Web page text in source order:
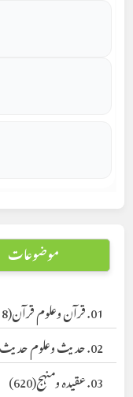
موضوعات
01. قرآن وعلوم قرآن
(1318)
02. حدیث وعلوم حدیث
03. عقیدہ ومنہج
(620)